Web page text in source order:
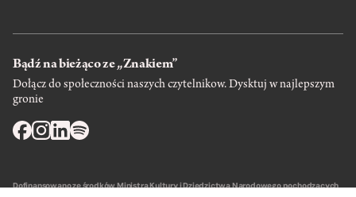
Bądź na bieżąco ze „Znakiem”
Dołącz do społeczności naszych czytelnikow. Dysktuj w najlepszym
gronie
Dofinansowano ze środków Ministra Kultury i Dziedzictwa Narodowego pochodzących